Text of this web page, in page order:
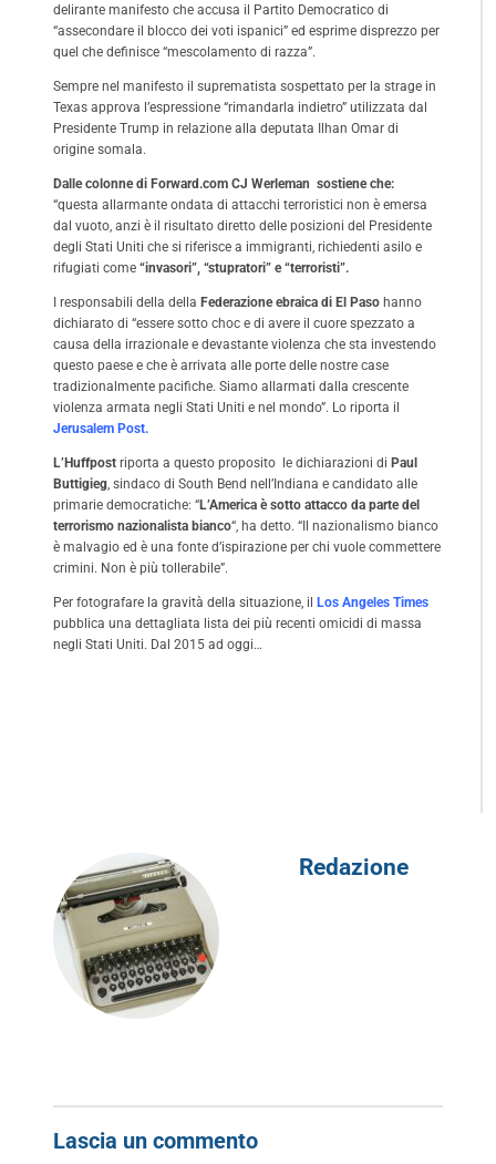
delirante manifesto che accusa il Partito Democratico di
“assecondare il blocco dei voti ispanici” ed esprime disprezzo per
quel che definisce “mescolamento di razza”.
Sempre nel manifesto il suprematista sospettato per la strage in
Texas approva l’espressione “rimandarla indietro” utilizzata dal
Presidente Trump in relazione alla deputata Ilhan Omar di
origine somala.
Dalle colonne di Forward.com CJ Werleman sostiene che:
“questa allarmante ondata di attacchi terroristici non è emersa
dal vuoto, anzi è il risultato diretto delle posizioni del Presidente
degli Stati Uniti che si riferisce a immigranti, richiedenti asilo e
rifugiati come “invasori”, “stupratori” e “terroristi”.
I responsabili della della Federazione ebraica di El Paso hanno
dichiarato di “essere sotto choc e di avere il cuore spezzato a
causa della irrazionale e devastante violenza che sta investendo
questo paese e che è arrivata alle porte delle nostre case
tradizionalmente pacifiche. Siamo allarmati dalla crescente
violenza armata negli Stati Uniti e nel mondo”. Lo riporta il
Jerusalem Post.
L’Huffpost riporta a questo proposito le dichiarazioni di Paul
Buttigieg , sindaco di South Bend nell’Indiana e candidato alle
primarie democratiche: “L’America è sotto attacco da parte del
terrorismo nazionalista bianco“, ha detto. “Il nazionalismo bianco
è malvagio ed è una fonte d’ispirazione per chi vuole commettere
crimini. Non è più tollerabile”.
Per fotografare la gravità della situazione, il Los Angeles Times
pubblica una dettagliata lista dei più recenti omicidi di massa
negli Stati Uniti. Dal 2015 ad oggi…
Redazione
Lascia un commento